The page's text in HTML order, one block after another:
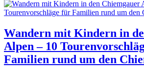
Wandern mit Kindern in
Alpen – 10
Familien rund um den